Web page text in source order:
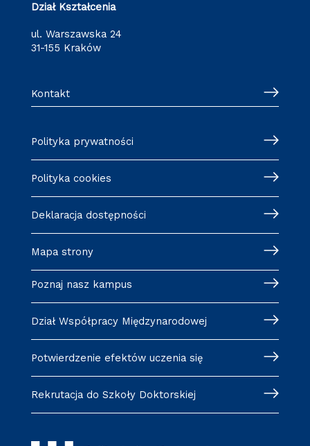
Dział Kształcenia
ul. Warszawska 24
31-155 Kraków
Kontakt
Polityka prywatności
Polityka cookies
Deklaracja dostępności
Mapa strony
Poznaj nasz kampus
Dział Współpracy Międzynarodowej
Potwierdzenie efektów uczenia się
Rekrutacja do Szkoły Doktorskiej